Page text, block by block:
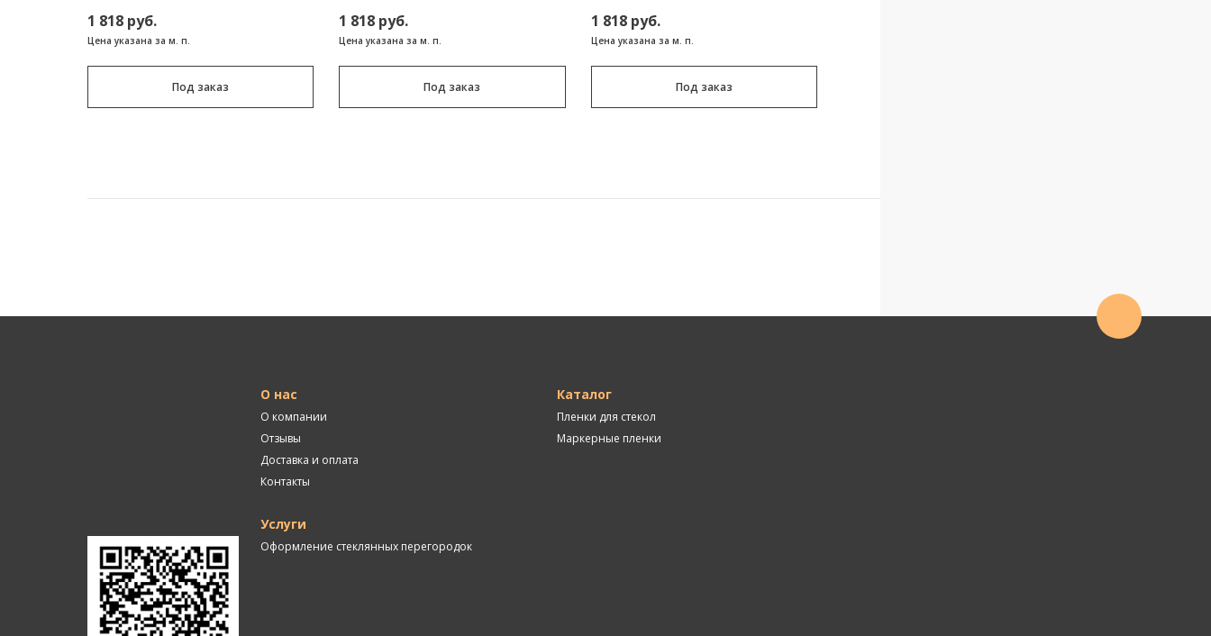
1 818 руб.
Цена указана за м. п.
Под заказ
1 818 руб.
Цена указана за м. п.
Под заказ
1 818 руб.
Цена указана за м. п.
Под заказ
О нас
О компании
Отзывы
Доставка и оплата
Контакты
Услуги
Оформление стеклянных перегородок
Каталог
Пленки для стекол
Маркерные пленки